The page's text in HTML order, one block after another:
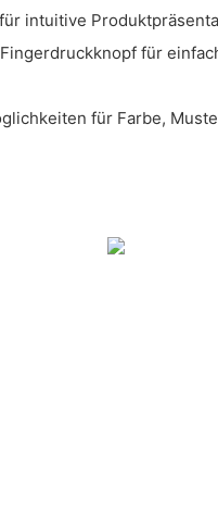
intuitive
für
für Farbe,